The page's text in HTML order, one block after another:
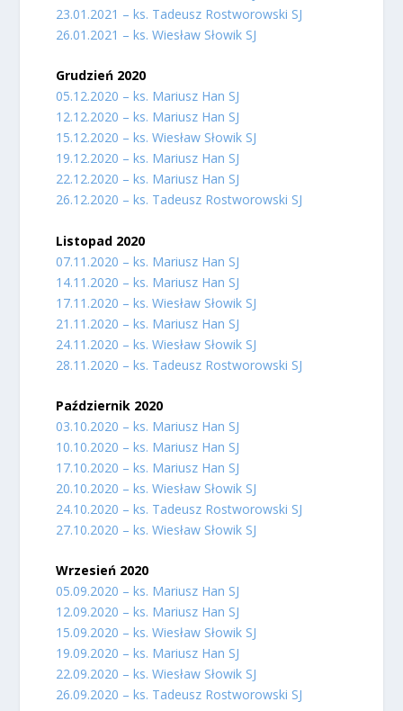
23.01.2021 – ks. Tadeusz Rostworowski SJ
26.01.2021 – ks. Wiesław Słowik SJ
Grudzień 2020
05.12.2020 – ks. Mariusz Han SJ
12.12.2020 – ks. Mariusz Han SJ
15.12.2020 – ks. Wiesław Słowik SJ
19.12.2020 – ks. Mariusz Han SJ
22.12.2020 – ks. Mariusz Han SJ
26.12.2020 – ks. Tadeusz Rostworowski SJ
Listopad 2020
07.11.2020 – ks. Mariusz Han SJ
14.11.2020 – ks. Mariusz Han SJ
17.11.2020 – ks. Wiesław Słowik SJ
21.11.2020 – ks. Mariusz Han SJ
24.11.2020 – ks. Wiesław Słowik SJ
28.11.2020 – ks. Tadeusz Rostworowski SJ
Październik 2020
03.10.2020 – ks. Mariusz Han SJ
10.10.2020 – ks. Mariusz Han SJ
17.10.2020 – ks. Mariusz Han SJ
20.10.2020 – ks. Wiesław Słowik SJ
24.10.2020 – ks. Tadeusz Rostworowski SJ
27.10.2020 – ks. Wiesław Słowik SJ
Wrzesień 2020
05.09.2020 – ks. Mariusz Han SJ
12.09.2020 – ks. Mariusz Han SJ
15.09.2020 – ks. Wiesław Słowik SJ
19.09.2020 – ks. Mariusz Han SJ
22.09.2020 – ks. Wiesław Słowik SJ
26.09.2020 – ks. Tadeusz Rostworowski SJ